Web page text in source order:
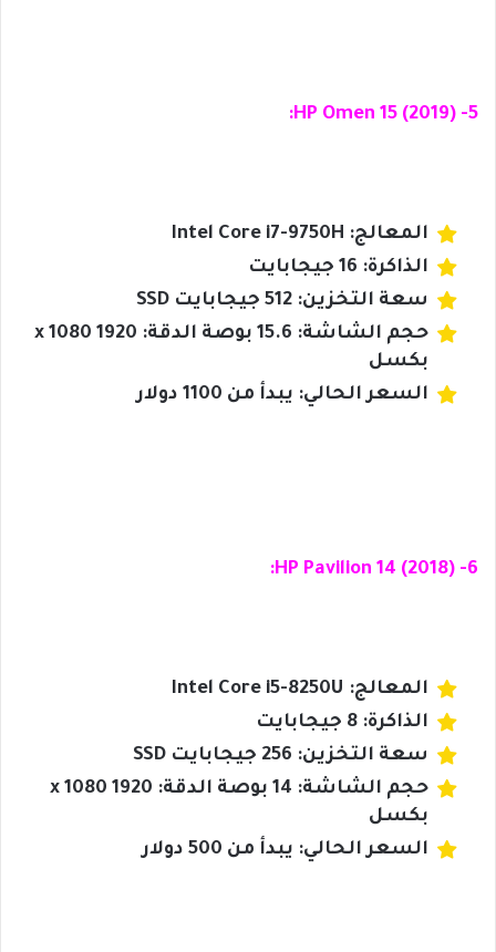
5- HP Omen 15 (2019):
المعالج: Intel Core i7-9750H
الذاكرة: 16 جيجابايت
سعة التخزين: 512 جيجابايت SSD
حجم الشاشة: 15.6 بوصة الدقة: 1920 x 1080
بكسل
السعر الحالي: يبدأ من 1100 دولار
6- HP Pavilion 14 (2018):
المعالج: Intel Core i5-8250U
الذاكرة: 8 جيجابايت
سعة التخزين: 256 جيجابايت SSD
حجم الشاشة: 14 بوصة الدقة: 1920 x 1080
بكسل
السعر الحالي: يبدأ من 500 دولار